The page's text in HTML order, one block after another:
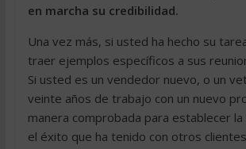
en marcha su credibilidad.
Una vez más, si usted ha hecho su
traer ejemplos específicos a sus
Si usted es un vendedor nuevo, o un
veinte años de trabajo con un nuevo
manera comprobada para establecer
el éxito que ha tenido con otros